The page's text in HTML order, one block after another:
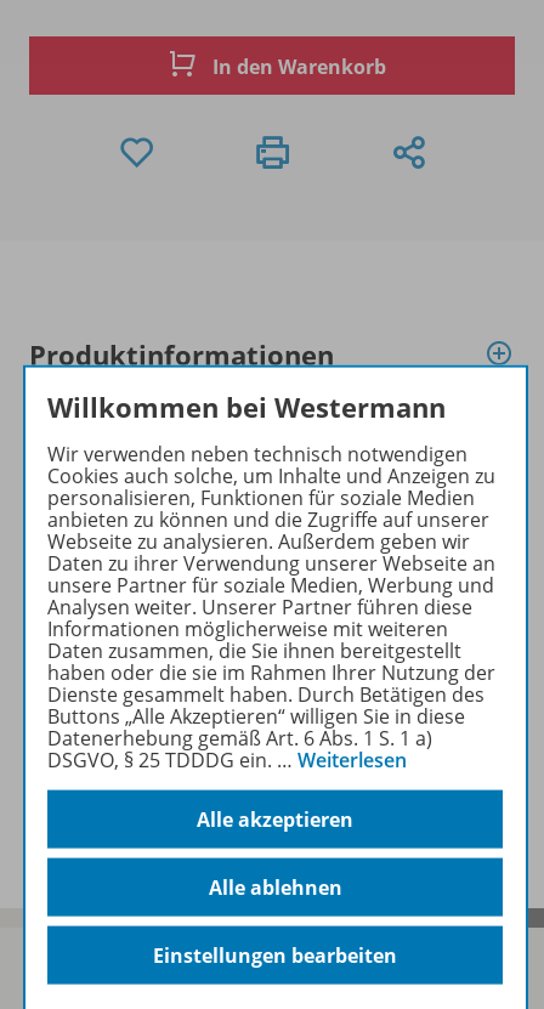
In den Warenkorb
Produktinformationen
Beschreibung
Erforderliche Kontrollgeräte
Zugehörige Produkte
Auch in Paketen erhältlich
Benachrichtigungs-Service
Willkommen bei Westermann
Wir verwenden neben technisch notwendigen
Cookies auch solche, um Inhalte und Anzeigen zu
personalisieren, Funktionen für soziale Medien
anbieten zu können und die Zugriffe auf unserer
Webseite zu analysieren. Außerdem geben wir
Daten zu ihrer Verwendung unserer Webseite an
unsere Partner für soziale Medien, Werbung und
Analysen weiter. Unserer Partner führen diese
Informationen möglicherweise mit weiteren
Daten zusammen, die Sie ihnen bereitgestellt
haben oder die sie im Rahmen Ihrer Nutzung der
Dienste gesammelt haben. Durch Betätigen des
Buttons „Alle Akzeptieren“ willigen Sie in diese
Datenerhebung gemäß Art. 6 Abs. 1 S. 1 a)
DSGVO, § 25 TDDDG ein. … Weiterlesen
Alle akzeptieren
Alle ablehnen
Einstellungen bearbeiten